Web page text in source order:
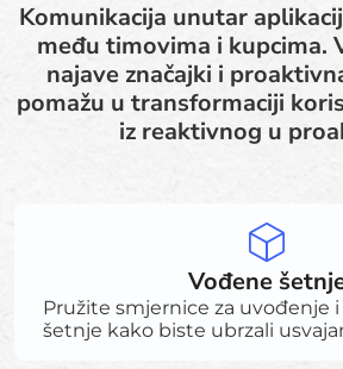
Komunikacija unutar
među timovima i kupcima.
najave značajki i
pomažu u transformaciji
iz reaktivnog u
Vođene
Pružite smjernice za uvođenje
šetnje kako biste ubrzali